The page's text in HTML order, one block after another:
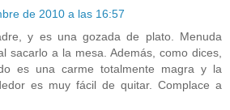
de 2010 a las 16:57
y es una gozada de plato. Menuda
sacarlo a la mesa. Además, como dices,
es una carme totalmente magra y la
es muy fácil de quitar. Complace a